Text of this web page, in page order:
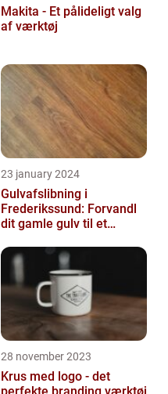
Makita - Et pålideligt valg
af værktøj
23 january 2024
Gulvafslibning i
Frederikssund: Forvandl
dit gamle gulv til et
28 november 2023
Krus med logo - det